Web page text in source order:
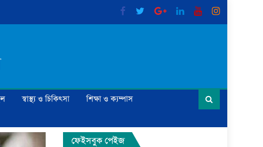
স্বাস্থ্য ও চিকিৎসা
শিক্ষা ও ক্যম্পাস
ফেইসবুক পেইজ